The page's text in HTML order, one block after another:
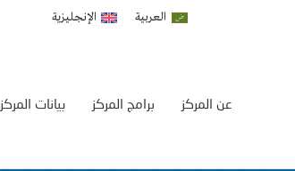
العربية الإنجليزية
بيانات المركز برامج المركز عن المركز